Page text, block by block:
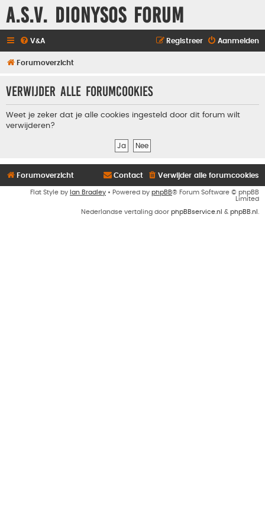
A.S.V. Dionysos Forum
V&A Aanmelden
Registreer
Forumoverzicht
Verwijder alle forumcookies
Weet je zeker dat je alle cookies ingesteld door dit forum wilt
verwijderen?
Forumoverzicht Verwijder alle forumcookies
Contact
Flat Style by Ian Bradley • Powered by phpBB® Forum Software © phpBB
Limited
Nederlandse vertaling door phpBBservice.nl & phpBB.nl